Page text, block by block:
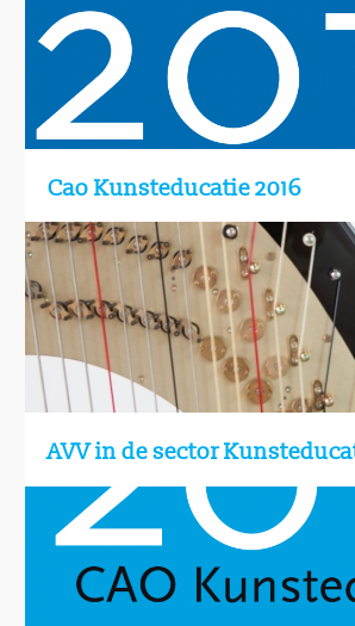
Cao Kunsteducatie 2016
AVV in de sector